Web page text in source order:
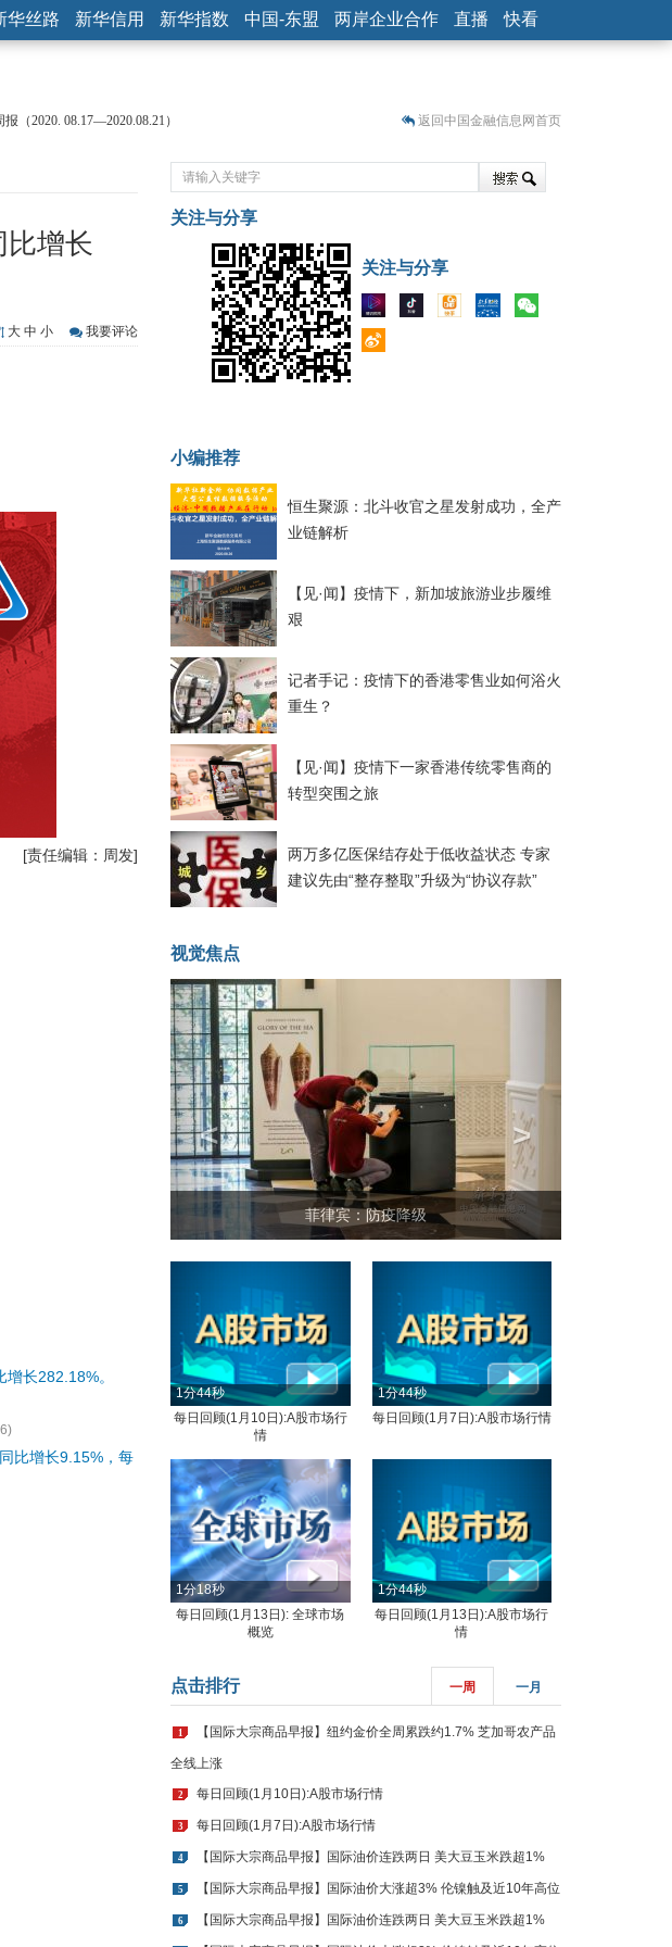
华丝路 新华信用 新华指数 中国-东盟 两岸企业合作 直播 快看
（2020. 08.17—2020.08.21）
火重生？
（2020. 07.27—2020.07.31）
款玩起“跷跷板” 结构性失衡藏
涨势喜人
产业链解析
返回中国金融信息网首页
比增长
大 中 小 我要评论
[责任编辑：周发]
长282.18%。
比增长9.15%，每
关注与分享
关注与分享
小编推荐
恒生聚源：北斗收官之星发射成功，全产
业链解析
【见·闻】疫情下，新加坡旅游业步履维
艰
记者手记：疫情下的香港零售业如何浴火
重生？
【见·闻】疫情下一家香港传统零售商的
转型突围之旅
两万多亿医保结存处于低收益状态 专家
建议先由“整存整取”升级为“协议存款”
视觉焦点
菲律宾：防疫降级
< >
1分44秒
每日回顾(1月10日):A股市场行
情
1分44秒
每日回顾(1月7日):A股市场行情
1分18秒
每日回顾(1月13日): 全球市场
概览
1分44秒
每日回顾(1月13日):A股市场行
情
点击排行 一周 一月
1 【国际大宗商品早报】纽约金价全周累跌约1.7% 芝加哥农产品
全线上涨
2 每日回顾(1月10日):A股市场行情
3 每日回顾(1月7日):A股市场行情
4 【国际大宗商品早报】国际油价连跌两日 美大豆玉米跌超1%
5 【国际大宗商品早报】国际油价大涨超3% 伦镍触及近10年高位
6 【国际大宗商品早报】国际油价连跌两日 美大豆玉米跌超1%